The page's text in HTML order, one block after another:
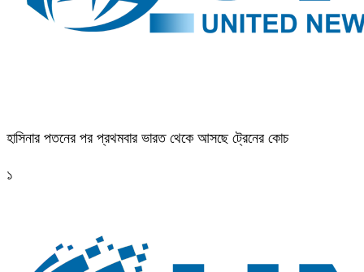
হাসিনার পতনের পর প্রথমবার ভারত থেকে আসছে ট্রেনের কোচ
১